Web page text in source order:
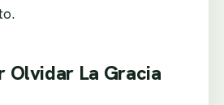
Olvidar La Gracia